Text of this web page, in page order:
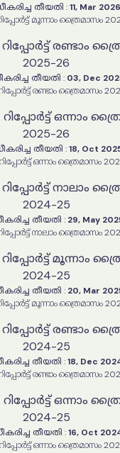
തീയതി :11, Mar 2026
മൂന്നാം ത്രൈമാസം
രണ്ടാം
2025-26
തീയതി : 03, Dec
രണ്ടാം ത്രൈമാസം
ഒന്നാം
2025-26
തീയതി : 18, Oct
ഒന്നാം ത്രൈമാസം
നാലാം
2024-25
തീയതി : 29, May
ഐ.ഐ.പി. റിപ്പോർട്ട് നാലാം
മൂന്നാം
2024-25
തീയതി : 20, Mar
ഐ.ഐ.പി. റിപ്പോർട്ട് മൂന്നാം
രണ്ടാം
2024-25
തീയതി :18, Dec
ഐ.ഐ.പി. റിപ്പോർട്ട് രണ്ടാം
ഒന്നാം
2024-25
തീയതി : 16, Oct
ഒന്നാം ത്രൈമാസം